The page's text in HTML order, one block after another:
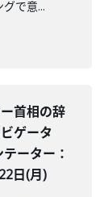
で意...
首相の辞
ゲータ
ーター：
日(月)